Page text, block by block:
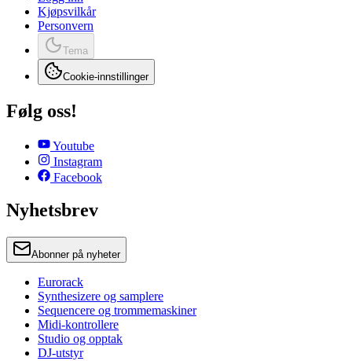
Kjøpsvilkår
Personvern
Tema
Cookie-innstillinger
Følg oss!
Youtube
Instagram
Facebook
Nyhetsbrev
Abonner på nyheter
Eurorack
Synthesizere og samplere
Sequencere og trommemaskiner
Midi-kontrollere
Studio og opptak
DJ-utstyr